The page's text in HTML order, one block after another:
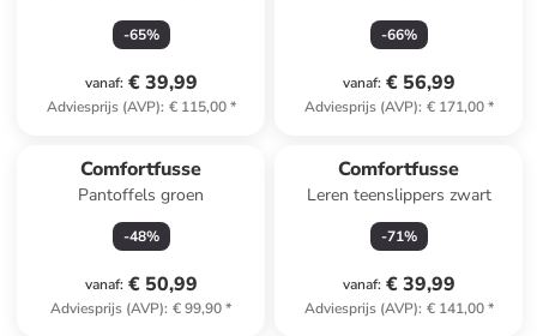
-65%
vanaf: € 39,99
Adviesprijs (AVP): € 115,00*
bordeaux
-66%
vanaf: € 56,99
Adviesprijs (AVP): € 171,00*
Comfortfusse
Pantoffels groen
-48%
vanaf: € 50,99
Adviesprijs (AVP): € 99,90*
Comfortfusse
Leren teenslippers zwart
-71%
vanaf: € 39,99
Adviesprijs (AVP): € 141,00*